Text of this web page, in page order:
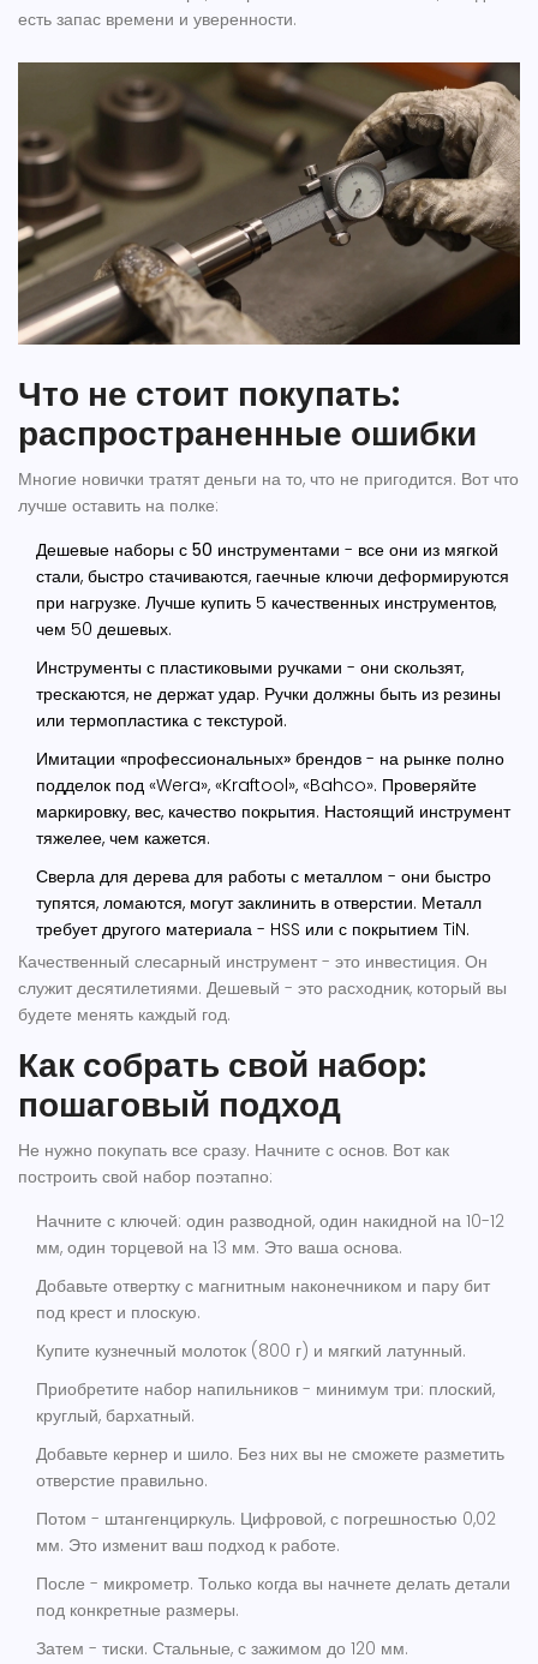
есть запас времени и уверенности.
Что не стоит покупать:
распространенные ошибки
Многие новички тратят деньги на то, что не пригодится. Вот что
лучше оставить на полке:
Дешевые наборы с 50 инструментами - все они из мягкой
стали, быстро стачиваются, гаечные ключи деформируются
при нагрузке. Лучше купить 5 качественных инструментов,
чем 50 дешевых.
Инструменты с пластиковыми ручками - они скользят,
трескаются, не держат удар. Ручки должны быть из резины
или термопластика с текстурой.
Имитации «профессиональных» брендов - на рынке полно
подделок под «Wera», «Kraftool», «Bahco». Проверяйте
маркировку, вес, качество покрытия. Настоящий инструмент
тяжелее, чем кажется.
Сверла для дерева для работы с металлом - они быстро
тупятся, ломаются, могут заклинить в отверстии. Металл
требует другого материала - HSS или с покрытием TiN.
Качественный слесарный инструмент - это инвестиция. Он
служит десятилетиями. Дешевый - это расходник, который вы
будете менять каждый год.
Как собрать свой набор:
пошаговый подход
Не нужно покупать все сразу. Начните с основ. Вот как
построить свой набор поэтапно:
Начните с ключей: один разводной, один накидной на 10-12
мм, один торцевой на 13 мм. Это ваша основа.
Добавьте отвертку с магнитным наконечником и пару бит
под крест и плоскую.
Купите кузнечный молоток (800 г) и мягкий латунный.
Приобретите набор напильников - минимум три: плоский,
круглый, бархатный.
Добавьте кернер и шило. Без них вы не сможете разметить
отверстие правильно.
Потом - штангенциркуль. Цифровой, с погрешностью 0,02
мм. Это изменит ваш подход к работе.
После - микрометр. Только когда вы начнете делать детали
под конкретные размеры.
Затем - тиски. Стальные, с зажимом до 120 мм.